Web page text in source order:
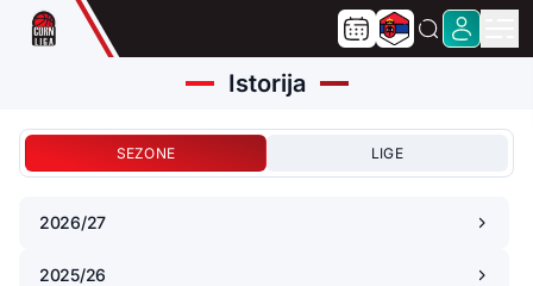
Istorija
SEZONE LIGE
2026/27
2025/26